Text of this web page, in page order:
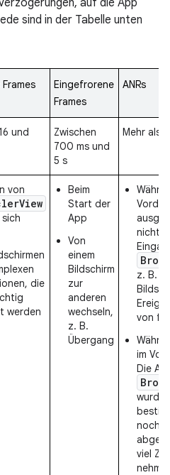
sind in der Tabelle unten
Eingefrorene
Frames
ANRs
und
Zwischen
700 ms und
5 s
Mehr als
von
die
werden
Beim
Start der
App
Von
einem
Bildschirm
zur
anderen
wechseln,
z. B.
Übergang
nicht
z. B.
von
im
Die
wurde
noch
viel